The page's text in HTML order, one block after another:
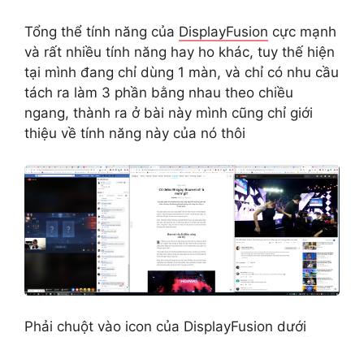
Tổng thể tính năng của DisplayFusion cực mạnh
và rất nhiều tính năng hay ho khác, tuy thế hiện
tại mình đang chỉ dùng 1 màn, và chỉ có nhu cầu
tách ra làm 3 phần bằng nhau theo chiều
ngang, thành ra ở bài này mình cũng chỉ giới
thiệu về tính năng này của nó thôi
Phải chuột vào icon của DisplayFusion dưới